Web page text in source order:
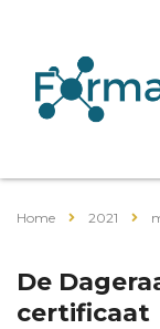
Home 2021
De
certificaat